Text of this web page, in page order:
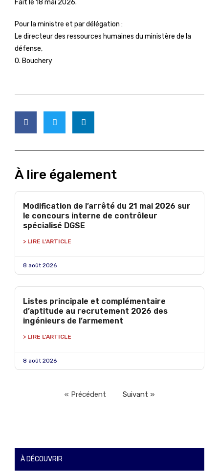
Fait le 18 mai 2026.
Pour la ministre et par délégation :
Le directeur des ressources humaines du ministère de la
défense,
O. Bouchery
À lire également
Modification de l’arrêté du 21 mai 2026 sur
le concours interne de contrôleur
spécialisé DGSE
> LIRE L'ARTICLE
8 août 2026
Listes principale et complémentaire
d’aptitude au recrutement 2026 des
ingénieurs de l’armement
> LIRE L'ARTICLE
8 août 2026
« Précédent Suivant »
À DÉCOUVRIR